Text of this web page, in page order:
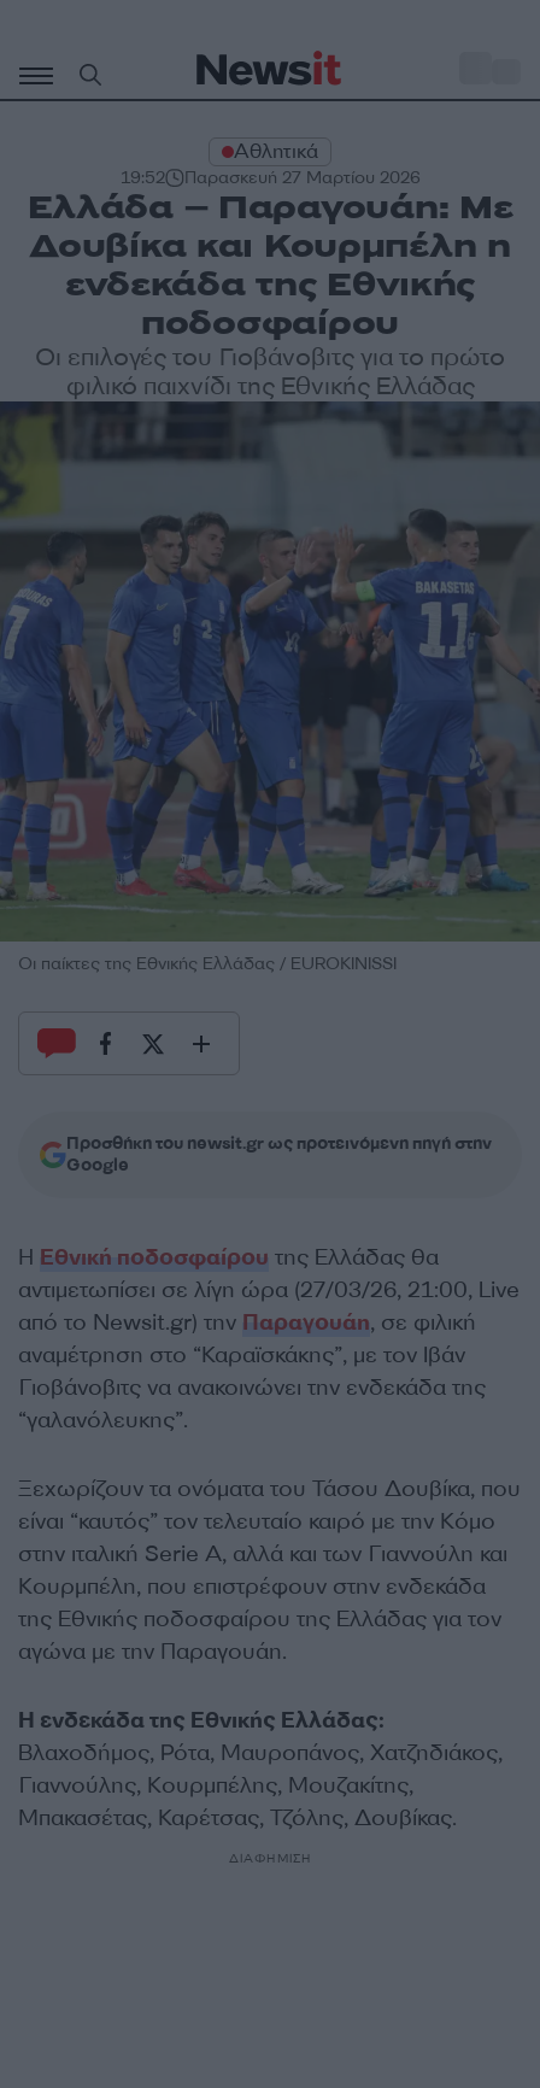
περιεχόμενο
Αθλητικά
19:52 Παρασκευή 27 Μαρτίου 2026
Ελλάδα – Παραγουάη: Με
Δουβίκα και Κουρμπέλη η
ενδεκάδα της Εθνικής
ποδοσφαίρου
Οι επιλογές του Γιοβάνοβιτς για το πρώτο
φιλικό παιχνίδι της Εθνικής Ελλάδας
Οι παίκτες της Εθνικής Ελλάδας / EUROKINISSI
Προσθήκη του newsit.gr ως προτεινόμενη πηγή στην
Google
Η Εθνική ποδοσφαίρου της Ελλάδας θα
αντιμετωπίσει σε λίγη ώρα (27/03/26, 21:00, Live
από το Newsit.gr) την Παραγουάη, σε φιλική
αναμέτρηση στο “Καραϊσκάκης”, με τον Ιβάν
Γιοβάνοβιτς να ανακοινώνει την ενδεκάδα της
“γαλανόλευκης”.
Ξεχωρίζουν τα ονόματα του Τάσου Δουβίκα, που
είναι “καυτός” τον τελευταίο καιρό με την Κόμο
στην ιταλική Serie A, αλλά και των Γιαννούλη και
Κουρμπέλη, που επιστρέφουν στην ενδεκάδα
της Εθνικής ποδοσφαίρου της Ελλάδας για τον
αγώνα με την Παραγουάη.
Η ενδεκάδα της Εθνικής Ελλάδας:
Βλαχοδήμος, Ρότα, Μαυροπάνος, Χατζηδιάκος,
Γιαννούλης, Κουρμπέλης, Μουζακίτης,
Μπακασέτας, Καρέτσας, Τζόλης, Δουβίκας.
ΔΙΑΦΗΜΙΣΗ